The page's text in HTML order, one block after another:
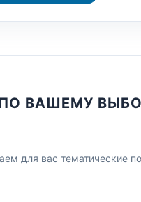
ВАШЕМУ
для вас тематические